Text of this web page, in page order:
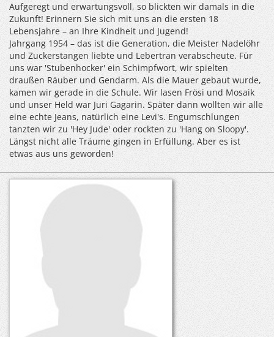
Aufgeregt und erwartungsvoll, so blickten wir damals in die
Zukunft! Erinnern Sie sich mit uns an die ersten 18
Lebensjahre – an Ihre Kindheit und Jugend!
Jahrgang 1954 – das ist die Generation, die Meister Nadelöhr
und Zuckerstangen liebte und Lebertran verabscheute. Für
uns war 'Stubenhocker' ein Schimpfwort, wir spielten
draußen Räuber und Gendarm. Als die Mauer gebaut wurde,
kamen wir gerade in die Schule. Wir lasen Frösi und Mosaik
und unser Held war Juri Gagarin. Später dann wollten wir alle
eine echte Jeans, natürlich eine Levi's. Engumschlungen
tanzten wir zu 'Hey Jude' oder rockten zu 'Hang on Sloopy'.
Längst nicht alle Träume gingen in Erfüllung. Aber es ist
etwas aus uns geworden!